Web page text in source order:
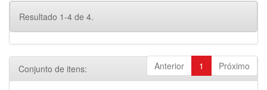
Resultado 1-4 de 4.
Anterior 1 Próximo
Conjunto de itens: